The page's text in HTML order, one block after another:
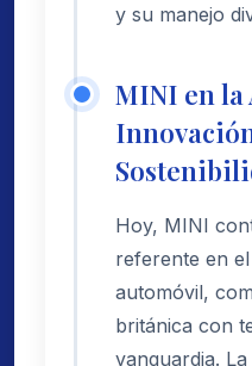
y su manejo
MINI en la
Hoy, MINI
referente en
automóvil,
británica con
vanguardia.